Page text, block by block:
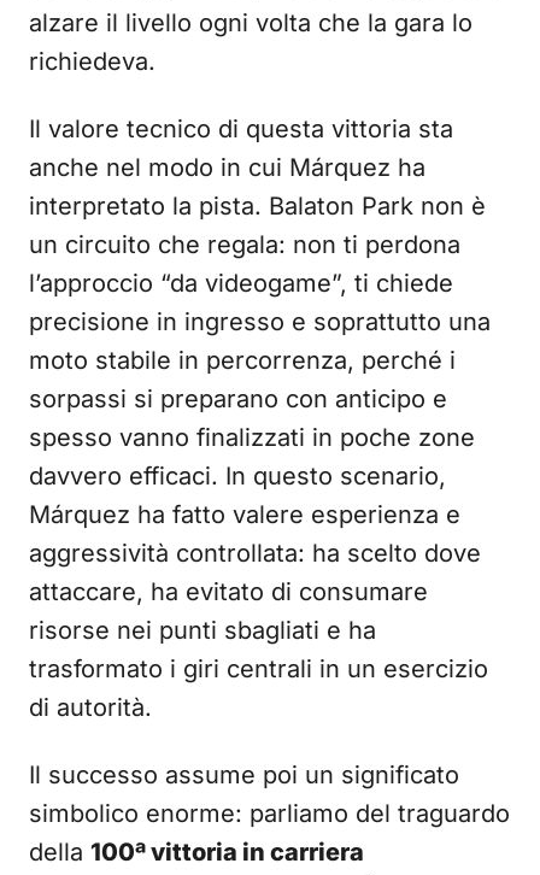
alzare il livello ogni volta che la gara lo
richiedeva.
Il valore tecnico di questa vittoria sta
anche nel modo in cui Márquez ha
interpretato la pista. Balaton Park non è
un circuito che regala: non ti perdona
l’approccio “da videogame”, ti chiede
precisione in ingresso e soprattutto una
moto stabile in percorrenza, perché i
sorpassi si preparano con anticipo e
spesso vanno finalizzati in poche zone
davvero efficaci. In questo scenario,
Márquez ha fatto valere esperienza e
aggressività controllata: ha scelto dove
attaccare, ha evitato di consumare
risorse nei punti sbagliati e ha
trasformato i giri centrali in un esercizio
di autorità.
Il successo assume poi un significato
simbolico enorme: parliamo del traguardo
della 100ª vittoria in carriera